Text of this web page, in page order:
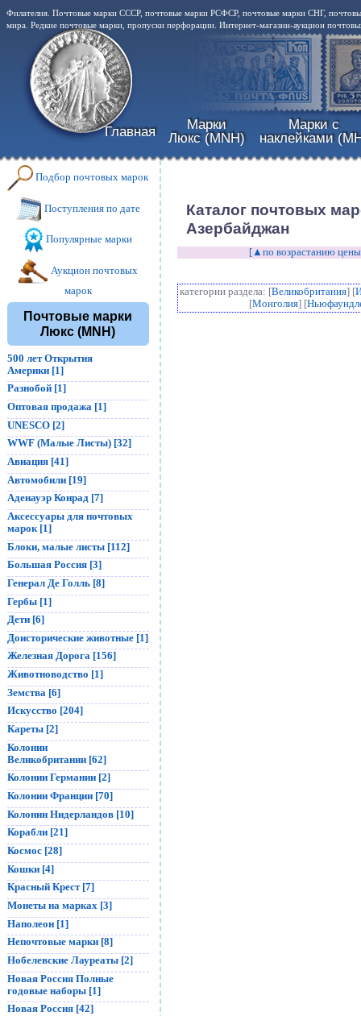
Филателия. Почтовые марки СССР, почтовые марки РСФСР, почтовые марки СНГ,
мира. Редкие почтовые марки, пропуски перфорации. Интернет-магазин-аукцион
Главная
Марки
Люкс (MNH)
Марки с
наклейками
Подбор почтовых марок
Поступления по дате
Популярные марки
Аукцион почтовых
марок
Почтовые марки
Люкс (MNH)
500 лет Открытия
Америки [1]
Разнобой [1]
Оптовая продажа [1]
UNESCO [2]
WWF (Малые Листы) [32]
Авиация [41]
Автомобили [19]
Аденауэр Конрад [7]
Аксессуары для почтовых
марок [1]
Блоки, малые листы [112]
Большая Россия [3]
Генерал Де Голль [8]
Гербы [1]
Дети [6]
Доисторические животные [1]
Железная Дорога [156]
Животноводство [1]
Земства [6]
Искусство [204]
Кареты [2]
Колонии
Великобритании [62]
Колонии Германии [2]
Колонии Франции [70]
Колонии Нидерландов [10]
Корабли [21]
Космос [28]
Кошки [4]
Красный Крест [7]
Монеты на марках [3]
Наполеон [1]
Непочтовые марки [8]
Нобелевские Лауреаты [2]
Новая Россия Полные
годовые наборы [1]
Новая Россия [42]
Каталог почтовых
Азербайджан
[▲по возрастанию
категории раздела: [Великобритания] [
[Монголия] [